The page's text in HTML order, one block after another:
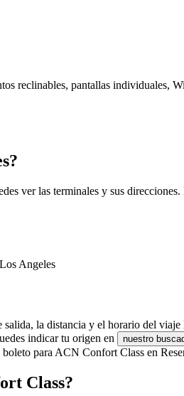
reclinables, pantallas individuales,
ver las terminales y sus
Angeles
la distancia y el horario del
indicar tu origen en
nuestro
para ACN Confort Class en
Class?